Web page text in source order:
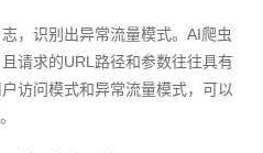
，识别出异常流量模式。AI爬虫
请求的URL路径和参数往往具有
访问模式和异常流量模式，可以